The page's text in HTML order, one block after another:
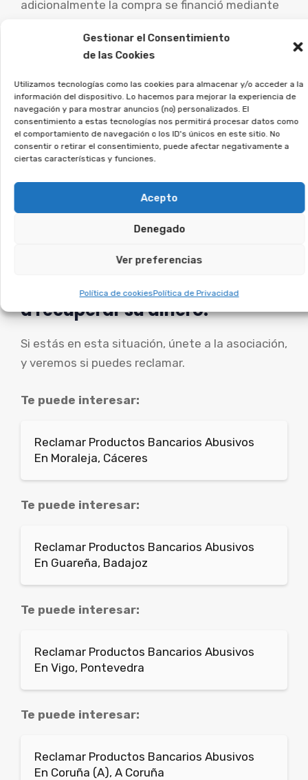
Gestionar el Consentimiento
de las Cookies
Utilizamos tecnologías como las cookies para almacenar y/o acceder a la
información del dispositivo. Lo hacemos para mejorar la experiencia de
navegación y para mostrar anuncios (no) personalizados. El
consentimiento a estas tecnologías nos permitirá procesar datos como
el comportamiento de navegación o los ID's únicos en este sitio. No
consentir o retirar el consentimiento, puede afectar negativamente a
ciertas características y funciones.
Acepto
Denegado
Ver preferencias
Política de cookiesPolítica de Privacidad
adicionalmente la compra se financió mediante
comercializadora y una entidad bancaria, la
anulación del acuerdo de compra puede
extenderse al crédito asociado, permitiendo al
comprador obtener la devolución de una parte
sustancial o todo del dinero invertido.
Es fundamental que las personas perjudicadas
jurídica experta para analizar su caso concreto y
explorar las posibilidades de demanda.
Desde la Asociación Afeban
asesoramos a quienes
firmaron este tipo de contratos
a recuperar su dinero.
Si estás en esta situación, únete a la asociación,
y veremos si puedes reclamar.
Te puede interesar:
Reclamar Productos Bancarios Abusivos
En Moraleja, Cáceres
Te puede interesar:
Reclamar Productos Bancarios Abusivos
En Guareña, Badajoz
Te puede interesar:
Reclamar Productos Bancarios Abusivos
En Vigo, Pontevedra
Te puede interesar:
Reclamar Productos Bancarios Abusivos
En Coruña (A), A Coruña